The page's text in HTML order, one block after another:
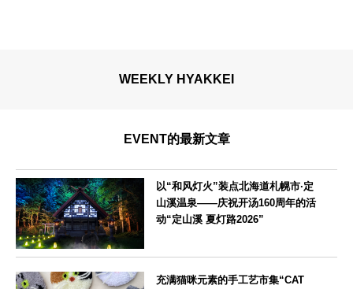
WEEKLY HYAKKEI
EVENT的最新文章
以“和风灯火”装点北海道札幌市·定
山溪温泉——庆祝开汤160周年的活
动“定山溪 夏灯路2026”
充满猫咪元素的手工艺市集“CAT